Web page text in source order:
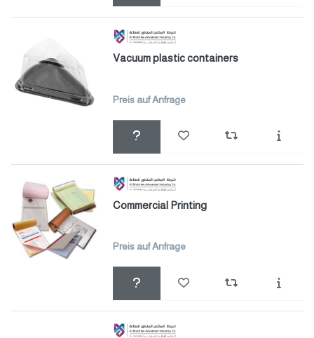
Vacuum plastic containers
Preis auf Anfrage
Commercial Printing
Preis auf Anfrage